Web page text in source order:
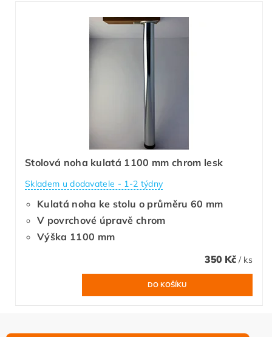
Stolová noha kulatá 1100 mm chrom lesk
Skladem u dodavatele - 1-2 týdny
Kulatá noha ke stolu o průměru 60 mm
V povrchové úpravě chrom
Výška 1100 mm
350 Kč / ks